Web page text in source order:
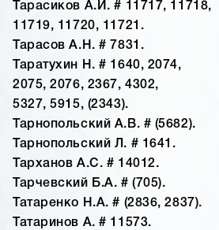
Тарасиков А.И. # 11717, 11718,
11719, 11720, 11721.
Тарасов А.Н. # 7831.
Таратухин Н. # 1640, 2074,
2075, 2076, 2367, 4302,
5327, 5915, (2343).
Тарнопольский А.В. # (5682).
Тарнопольский Л. # 1641.
Тарханов А.С. # 14012.
Тарчевский Б.А. # (705).
Татаренко Н.А. # (2836, 2837).
Татаринов А. # 11573.